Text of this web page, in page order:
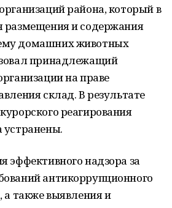
района, который в
размещения и содержания
домашних животных
принадлежащий
на праве
склад. В результате
реагирования
устранены.
эффективного надзора за
антикоррупционного
а также выявления и